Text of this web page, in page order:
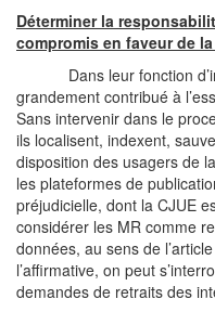
Déterminer la
compromis en faveur de
Dans leur fonction
grandement contribué à
Sans intervenir dans le
ils localisent, indexent,
disposition des usagers de
les plateformes de
préjudicielle, dont la CJUE
considérer les MR comme
données, au sens de
l’affirmative, on peut
demandes de retraits des